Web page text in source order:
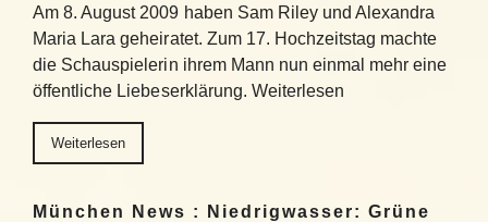
Am 8. August 2009 haben Sam Riley und Alexandra
Maria Lara geheiratet. Zum 17. Hochzeitstag machte
die Schauspielerin ihrem Mann nun einmal mehr eine
öffentliche Liebeserklärung. Weiterlesen
Weiterlesen
München News : Niedrigwasser: Grüne